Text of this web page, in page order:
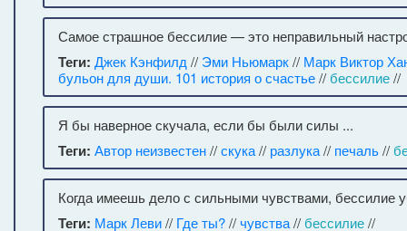
Самое страшное бессилие — это неправильный
Теги: Джек Кэнфилд // Эми Ньюмарк// Марк Виктор
бульон для души. 101 история о счастье//бессилие//
Я бы наверное скучала, если бы были силы ...
Теги: Автор неизвестен//скука// разлука// печаль//
Когда имеешь дело с сильными чувствами, бессилие
Теги: Марк Леви// Где ты?//чувства//бессилие//